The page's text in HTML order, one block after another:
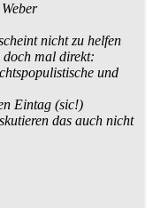
nicht zu helfen
doch mal direkt:
und
Eintag (sic!)
das auch nicht